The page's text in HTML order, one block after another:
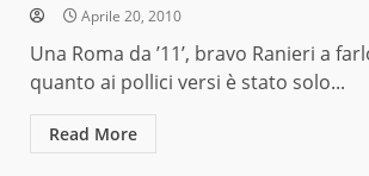
Aprile 20, 2010
Una Roma da ’11’, bravo Ranieri a
quanto ai pollici versi è stato solo...
Read More